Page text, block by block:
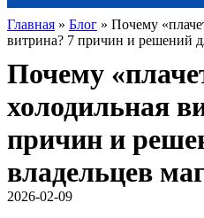
Главная » Блог » Почему
витрина? 7 причин и решений
Почему
холодильная
причин и
владельцев
2026-02-09